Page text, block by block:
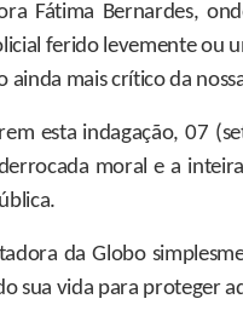
Fátima Bernardes,
ferido levemente ou
mais crítico da
esta indagação, 07
moral e a
da Globo
sua vida para proteger